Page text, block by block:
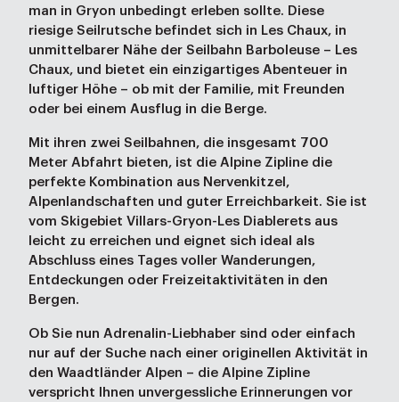
man in Gryon unbedingt erleben sollte. Diese
riesige Seilrutsche befindet sich in Les Chaux, in
unmittelbarer Nähe der Seilbahn Barboleuse – Les
Chaux, und bietet ein einzigartiges Abenteuer in
luftiger Höhe – ob mit der Familie, mit Freunden
oder bei einem Ausflug in die Berge.
Mit ihren zwei Seilbahnen, die insgesamt 700
Meter Abfahrt bieten, ist die Alpine Zipline die
perfekte Kombination aus Nervenkitzel,
Alpenlandschaften und guter Erreichbarkeit. Sie ist
vom Skigebiet Villars-Gryon-Les Diablerets aus
leicht zu erreichen und eignet sich ideal als
Abschluss eines Tages voller Wanderungen,
Entdeckungen oder Freizeitaktivitäten in den
Bergen.
Ob Sie nun Adrenalin-Liebhaber sind oder einfach
nur auf der Suche nach einer originellen Aktivität in
den Waadtländer Alpen – die Alpine Zipline
verspricht Ihnen unvergessliche Erinnerungen vor